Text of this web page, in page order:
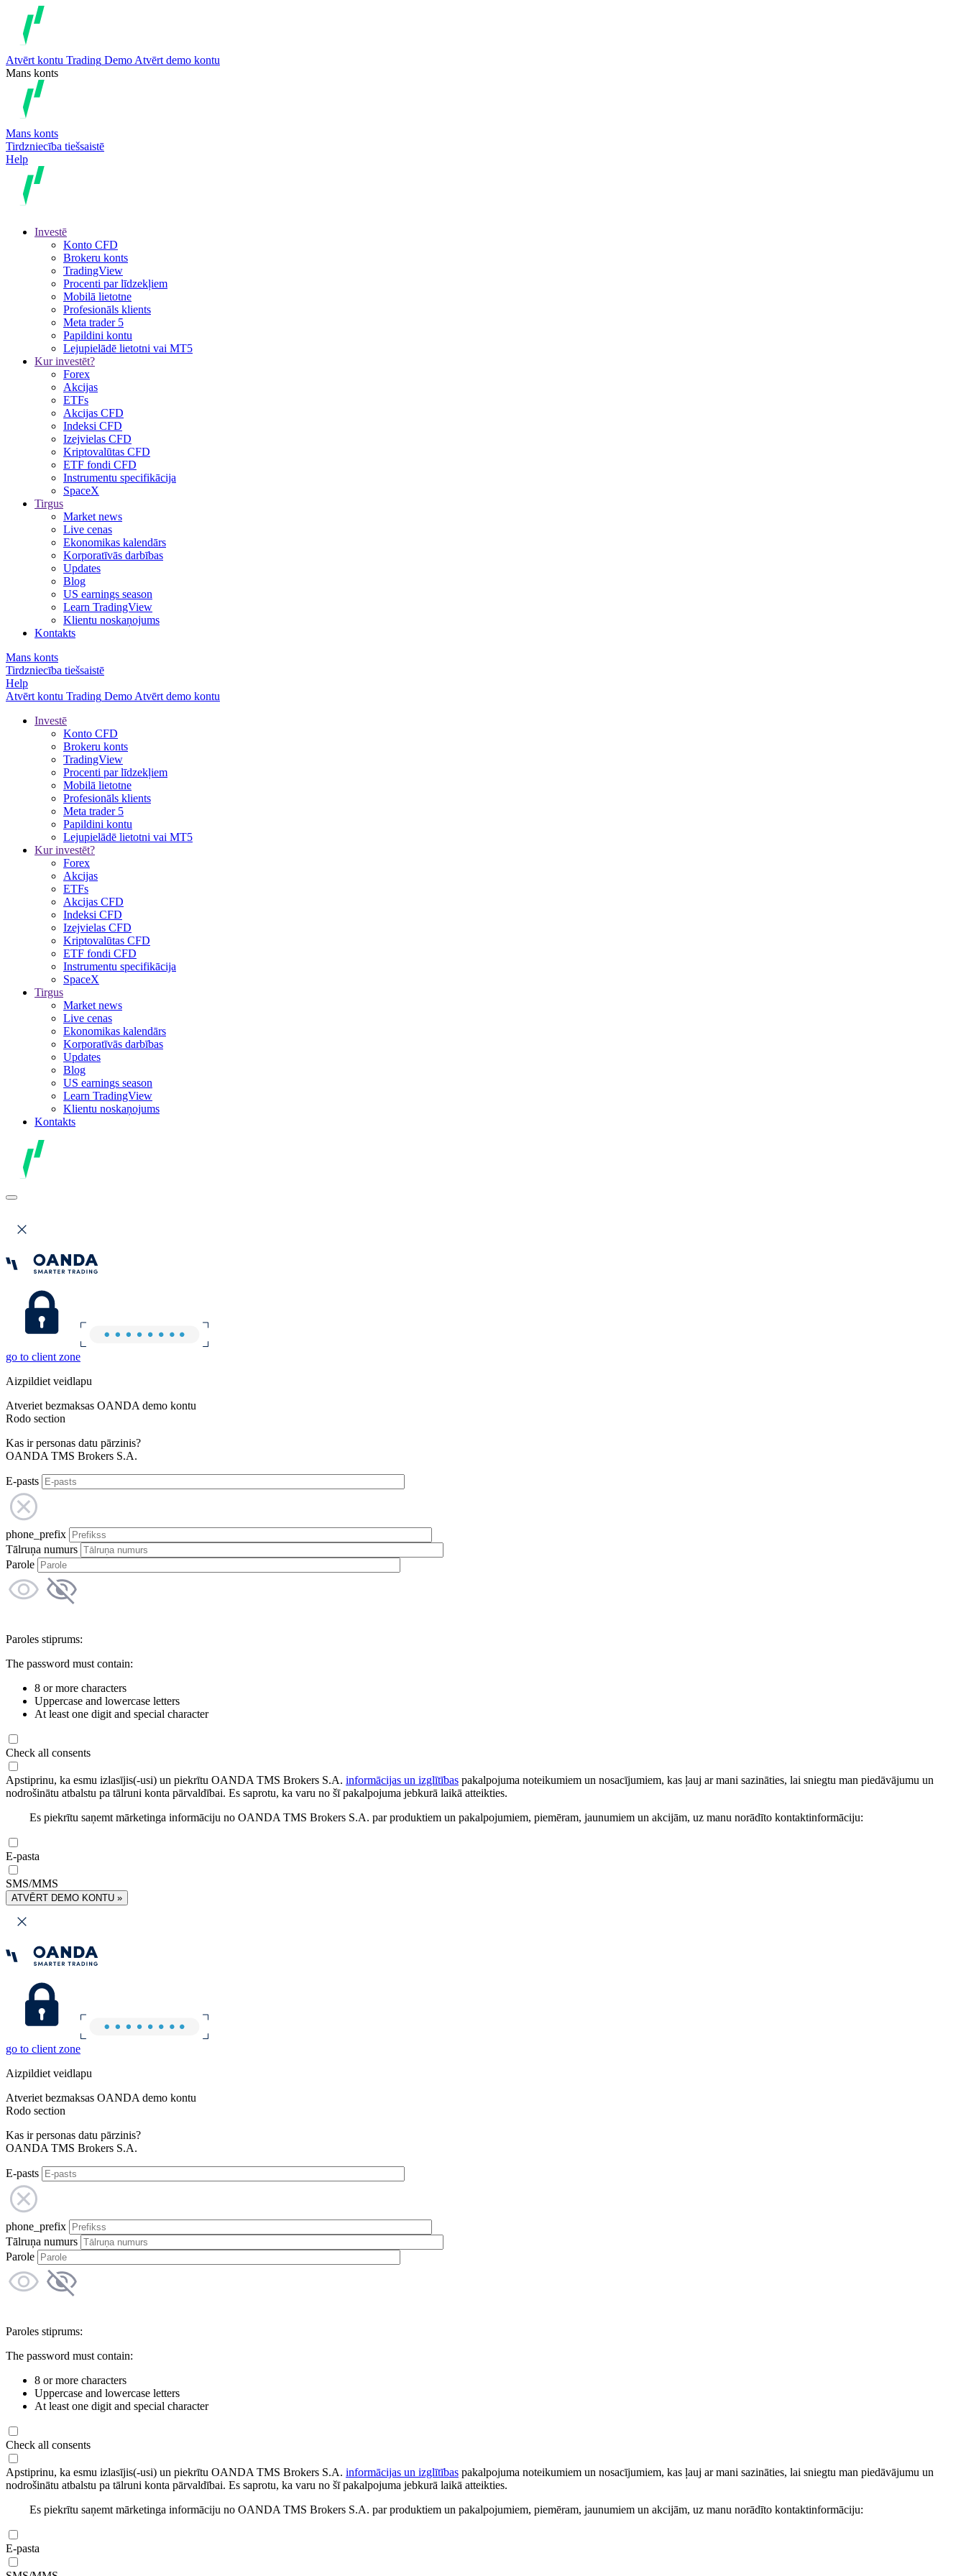
Atvērt kontu Trading Demo Atvērt demo kontu
Mans konts
Mans konts
Tirdzniecība tiešsaistē
Help
Investē
Konto CFD
Brokeru konts
TradingView
Procenti par līdzekļiem
Mobilā lietotne
Profesionāls klients
Meta trader 5
Papildini kontu
Lejupielādē lietotni vai MT5
Kur investēt?
Forex
Akcijas
ETFs
Akcijas CFD
Indeksi CFD
Izejvielas CFD
Kriptovalūtas CFD
ETF fondi CFD
Instrumentu specifikācija
SpaceX
Tirgus
Market news
Live cenas
Ekonomikas kalendārs
Korporatīvās darbības
Updates
Blog
US earnings season
Learn TradingView
Klientu noskaņojums
Kontakts
Mans konts
Tirdzniecība tiešsaistē
Help
Atvērt kontu Trading Demo Atvērt demo kontu
Investē
Konto CFD
Brokeru konts
TradingView
Procenti par līdzekļiem
Mobilā lietotne
Profesionāls klients
Meta trader 5
Papildini kontu
Lejupielādē lietotni vai MT5
Kur investēt?
Forex
Akcijas
ETFs
Akcijas CFD
Indeksi CFD
Izejvielas CFD
Kriptovalūtas CFD
ETF fondi CFD
Instrumentu specifikācija
SpaceX
Tirgus
Market news
Live cenas
Ekonomikas kalendārs
Korporatīvās darbības
Updates
Blog
US earnings season
Learn TradingView
Klientu noskaņojums
Kontakts
go to client zone
Aizpildiet veidlapu
Atveriet bezmaksas OANDA demo kontu
Rodo section
Kas ir personas datu pārzinis?
OANDA TMS Brokers S.A.
E-pasts
phone_prefix
Tālruņa numurs
Parole
Paroles stiprums:
The password must contain:
8 or more characters
Uppercase and lowercase letters
At least one digit and special character
Check all consents
Apstiprinu, ka esmu izlasījis(-usi) un piekrītu OANDA TMS Brokers S.A. informācijas un izglītības pakalpojuma noteikumiem un nosacījumiem, kas ļauj ar mani sazināties, lai sniegtu man piedāvājumu un
nodrošinātu atbalstu pa tālruni konta pārvaldībai. Es saprotu, ka varu no šī pakalpojuma jebkurā laikā atteikties.
Es piekrītu saņemt mārketinga informāciju no OANDA TMS Brokers S.A. par produktiem un pakalpojumiem, piemēram, jaunumiem un akcijām, uz manu norādīto kontaktinformāciju:
E-pasta
SMS/MMS
ATVĒRT DEMO KONTU »
go to client zone
Aizpildiet veidlapu
Atveriet bezmaksas OANDA demo kontu
Rodo section
Kas ir personas datu pārzinis?
OANDA TMS Brokers S.A.
E-pasts
phone_prefix
Tālruņa numurs
Parole
Paroles stiprums:
The password must contain:
8 or more characters
Uppercase and lowercase letters
At least one digit and special character
Check all consents
Apstiprinu, ka esmu izlasījis(-usi) un piekrītu OANDA TMS Brokers S.A. informācijas un izglītības pakalpojuma noteikumiem un nosacījumiem, kas ļauj ar mani sazināties, lai sniegtu man piedāvājumu un
nodrošinātu atbalstu pa tālruni konta pārvaldībai. Es saprotu, ka varu no šī pakalpojuma jebkurā laikā atteikties.
Es piekrītu saņemt mārketinga informāciju no OANDA TMS Brokers S.A. par produktiem un pakalpojumiem, piemēram, jaunumiem un akcijām, uz manu norādīto kontaktinformāciju:
E-pasta